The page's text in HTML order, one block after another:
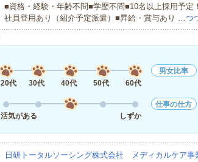
■資格・経験・年齢不問■学歴不問■10名以上採用予
社員登用あり（紹介予定派遣）■昇給・賞与あり …つ
20代
30代 40代 50代 60代
男女比率
活気がある
しずか
仕事の仕方
日研トータルソーシング株式会社 メディカルケア事